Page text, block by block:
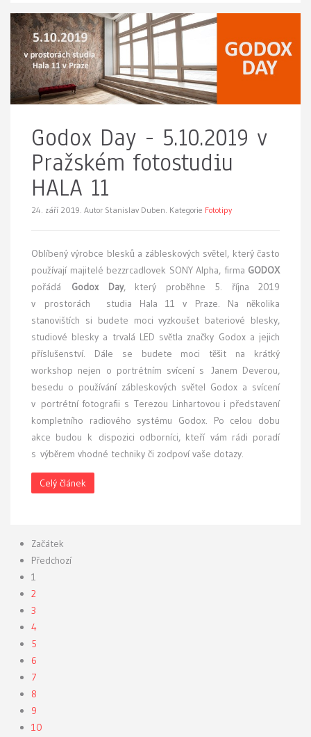
Godox Day - 5.10.2019 v
Pražském fotostudiu
HALA 11
24. září 2019. Autor Stanislav Duben. Kategorie Fototipy
Oblíbený výrobce blesků a zábleskových světel, který často
používají majitelé bezzrcadlovek SONY Alpha, firma GODOX
pořádá Godox Day, který proběhne 5. října 2019
v prostorách studia Hala 11 v Praze. Na několika
stanovištích si budete moci vyzkoušet bateriové blesky,
studiové blesky a trvalá LED světla značky Godox a jejich
příslušenství. Dále se budete moci těšit na krátký
workshop nejen o portrétním svícení s Janem Deverou,
besedu o používání zábleskových světel Godox a svícení
v portrétní fotografii s Terezou Linhartovou i představení
kompletního radiového systému Godox. Po celou dobu
akce budou k dispozici odborníci, kteří vám rádi poradí
s výběrem vhodné techniky či zodpoví vaše dotazy.
Celý článek
Začátek
Předchozí
1
2
3
4
5
6
7
8
9
10